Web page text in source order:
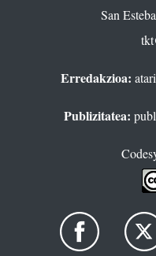
San
Erredakzioa:
Publizitatea: